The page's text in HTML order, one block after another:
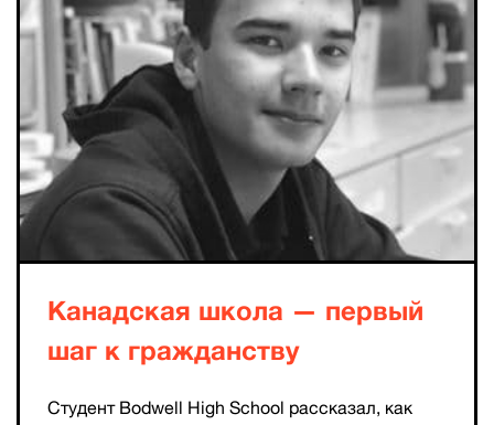
Канадская школа — первый
шаг к гражданству
Студент Bodwell High School рассказал, как